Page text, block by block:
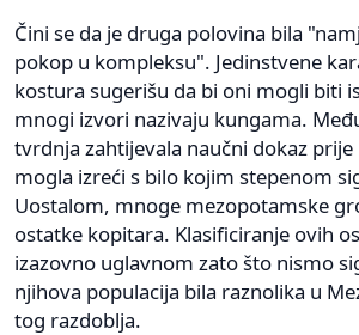
Čini se da je druga polovina bila
pokop u kompleksu". Jedinstvene
kostura sugerišu da bi oni mogli biti
mnogi izvori nazivaju kungama.
tvrdnja zahtijevala naučni dokaz prije
mogla izreći s bilo kojim stepenom
Uostalom, mnoge mezopotamske
ostatke kopitara. Klasificiranje ovih
izazovno uglavnom zato što nismo
njihova populacija bila raznolika u
tog razdoblja.